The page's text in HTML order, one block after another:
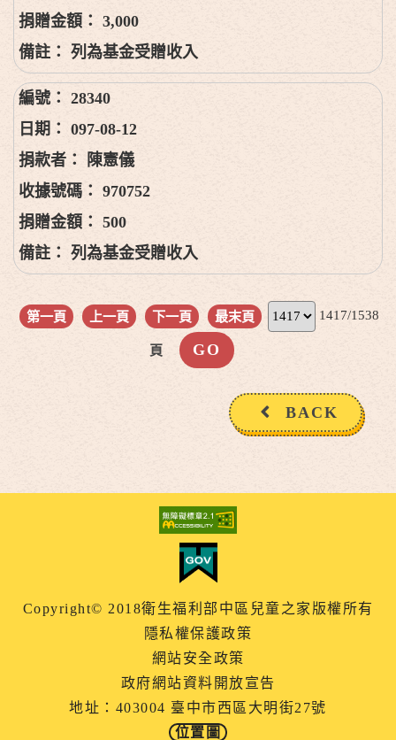
3,000
列為基金受贈收入
28340
097-08-12
陳憲儀
970752
500
列為基金受贈收入
第一頁 上一頁 下一頁 最末頁 1417/1538
頁
BACK
Copyright© 2018衛生福利部中區兒童之家版權所有
隱私權保護政策
網站安全政策
政府網站資料開放宣告
地址：403004 臺中市西區大明街27號
位置圖